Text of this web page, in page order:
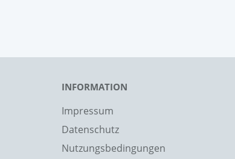
INFORMATION
Impressum
Datenschutz
Nutzungsbedingungen